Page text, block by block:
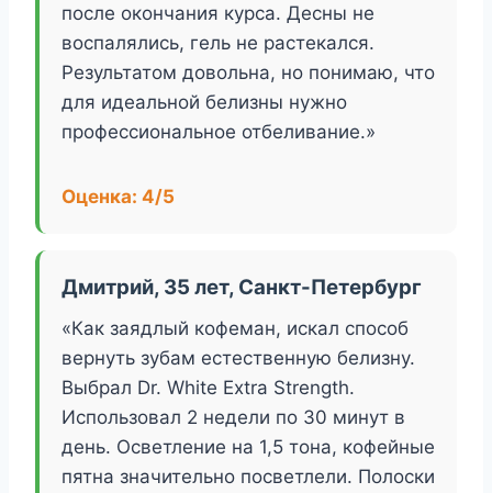
после окончания курса. Десны не
воспалялись, гель не растекался.
Результатом довольна, но понимаю, что
для идеальной белизны нужно
профессиональное отбеливание.»
Оценка: 4/5
Дмитрий, 35 лет, Санкт-Петербург
«Как заядлый кофеман, искал способ
вернуть зубам естественную белизну.
Выбрал Dr. White Extra Strength.
Использовал 2 недели по 30 минут в
день. Осветление на 1,5 тона, кофейные
пятна значительно посветлели. Полоски